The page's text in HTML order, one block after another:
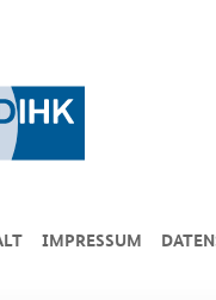
IMPRESSUM